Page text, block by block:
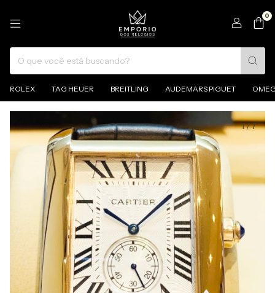
0
ROLEX TAG HEUER BREITLING AUDEMARS PIGUET
1/7